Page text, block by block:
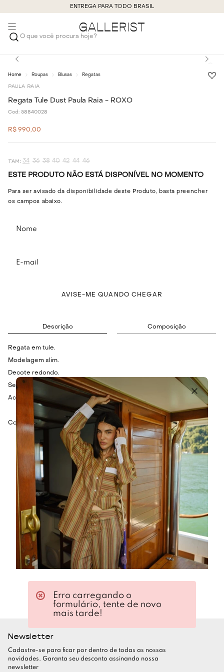
ENTREGA PARA TODO BRASIL
O que você procura hoje?
Roupas Blusas Regatas
PAULA RAIA
Regata Tule Dust Paula Raia - ROXO
Cod: 58840028
R$ 990,00
34 36 38 40 42 44 46
ESTE PRODUTO NÃO ESTÁ DISPONÍVEL NO MOMENTO
Para ser avisado da disponibilidade deste Produto, basta preencher
os campos abaixo.
AVISE-ME QUANDO CHEGAR
Descrição Composição
Regata em tule.
Modelagem slim.
Decote redondo.
Sem mangas.
Acompanha top de lycra.
Composição: 60% Poliamida e 40% Algodão.
Newsletter
Cadastre-se para ficar por dentro de todas as nossas
novidades. Garanta seu desconto assinando nossa
newsletter
Erro carregando o
formulário, tente de novo
mais tarde!